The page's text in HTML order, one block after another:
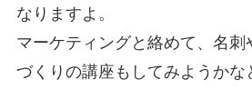
なりますよ。
マーケティングと絡めて、名刺
づくりの講座もしてみようかな